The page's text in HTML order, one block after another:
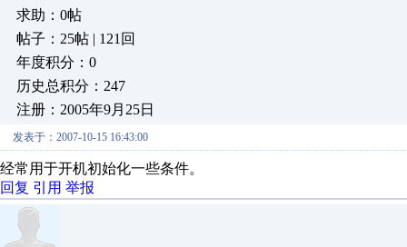
求助：0帖
帖子：25帖 | 121回
年度积分：0
历史总积分：247
注册：2005年9月25日
发表于：2007-10-15 16:43:00
经常用于开机初始化一些条件。
回复 引用 举报